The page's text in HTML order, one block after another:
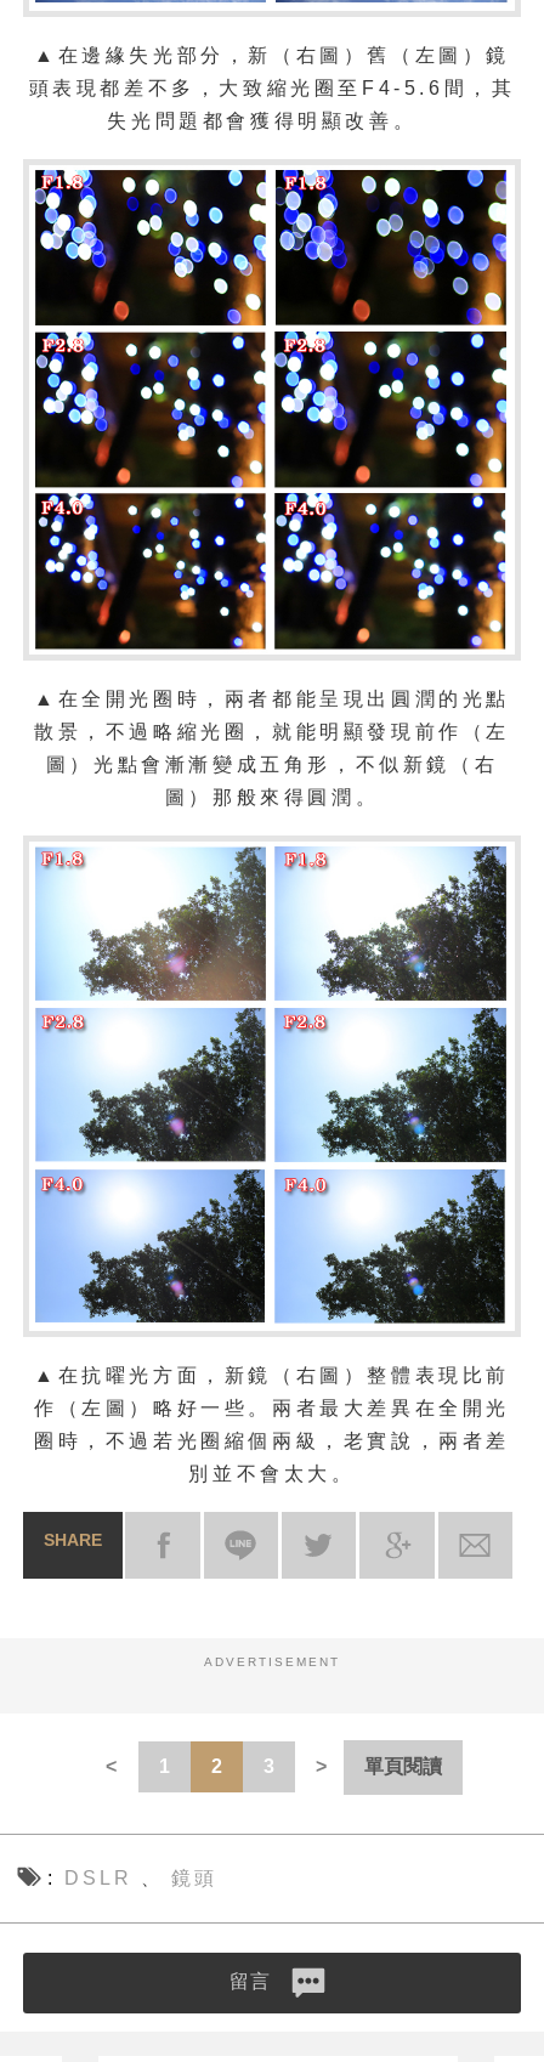
▲在邊緣失光部分，新（右圖）舊（左圖）鏡
頭表現都差不多，大致縮光圈至F4-5.6間，其
失光問題都會獲得明顯改善。
▲在全開光圈時，兩者都能呈現出圓潤的光點
散景，不過略縮光圈，就能明顯發現前作（左
圖）光點會漸漸變成五角形，不似新鏡（右
圖）那般來得圓潤。
▲在抗曜光方面，新鏡（右圖）整體表現比前
作（左圖）略好一些。兩者最大差異在全開光
圈時，不過若光圈縮個兩級，老實說，兩者差
別並不會太大。
SHARE
ADVERTISEMENT
1 2 3 單頁閱讀
DSLR 鏡頭
留言